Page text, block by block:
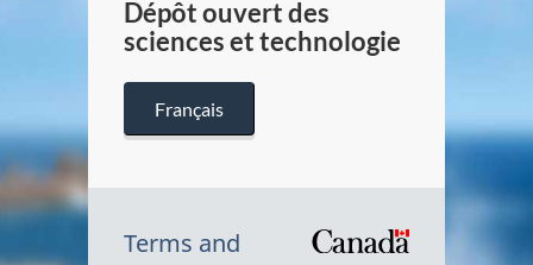
Dépôt ouvert des
sciences et technologie
Français
Terms and